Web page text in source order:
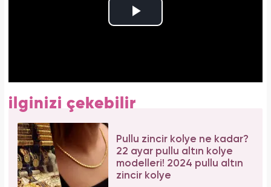
ilginizi çekebilir
Pullu zincir kolye ne kadar?
22 ayar pullu altın kolye
modelleri! 2024 pullu altın
zincir kolye